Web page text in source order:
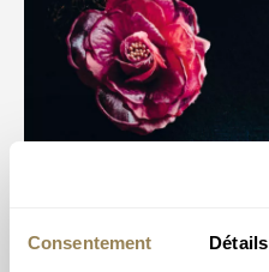
Consentement Détails